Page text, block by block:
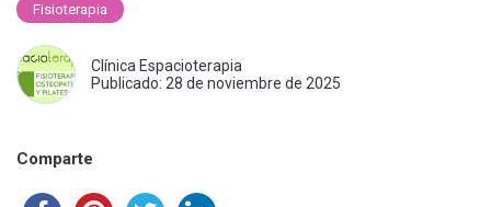
Fisioterapia
Clínica Espacioterapia
Publicado: 28 de noviembre de 2025
Comparte